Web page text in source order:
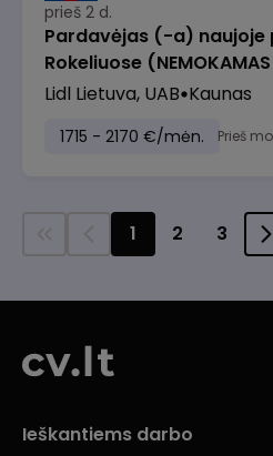
prieš 2 d.
Pardavėjas (-a) naujoje
Rokeliuose (NEMOKAMAS
Lidl Lietuva, UAB Kaunas
1715 - 2170 €/mėn. Prieš
1 2 3
Ieškantiems darbo